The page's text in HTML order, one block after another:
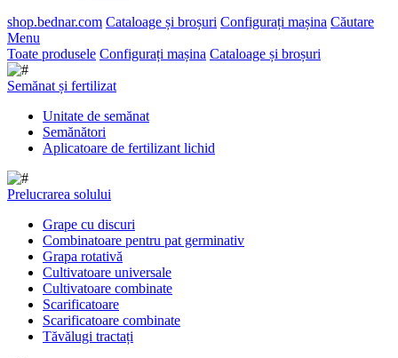
shop.bednar.com Cataloage și broșuri Configurați mașina Căutare
Menu
Toate produsele Configurați mașina Cataloage și broșuri
Semănat și fertilizat
Unitate de semănat
Semănători
Aplicatoare de fertilizant lichid
Prelucrarea solului
Grape cu discuri
Combinatoare pentru pat germinativ
Grapa rotativă
Cultivatoare universale
Cultivatoare combinate
Scarificatoare
Scarificatoare combinate
Tăvălugi tractați